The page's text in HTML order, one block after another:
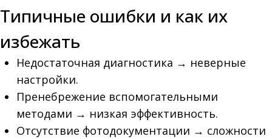
Типичные ошибки и как их
избежать
Недостаточная диагностика → неверные
настройки.
Пренебрежение вспомогательными
методами → низкая эффективность.
Отсутствие фотодокументации → сложности